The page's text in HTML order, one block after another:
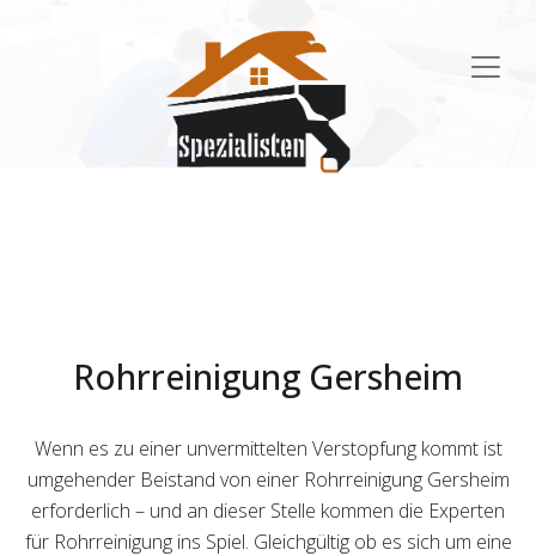
Rohrreinigung Gersheim
Wenn es zu einer unvermittelten Verstopfung kommt ist
umgehender Beistand von einer Rohrreinigung Gersheim
erforderlich – und an dieser Stelle kommen die Experten
für Rohrreinigung ins Spiel. Gleichgültig ob es sich um eine